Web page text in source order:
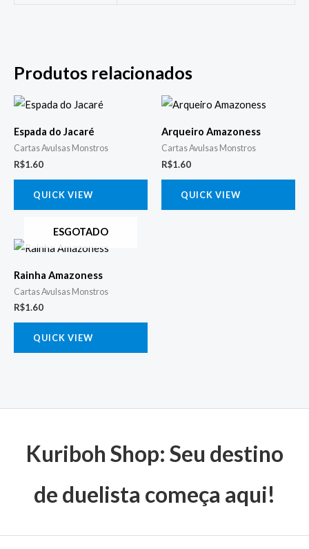
Produtos relacionados
Espada do Jacaré
Cartas Avulsas Monstros
R$1.60
QUICK VIEW
Arqueiro Amazoness
Cartas Avulsas Monstros
R$1.60
QUICK VIEW
ESGOTADO
Rainha Amazoness
Cartas Avulsas Monstros
R$1.60
QUICK VIEW
Kuriboh Shop: Seu destino
de duelista começa aqui!